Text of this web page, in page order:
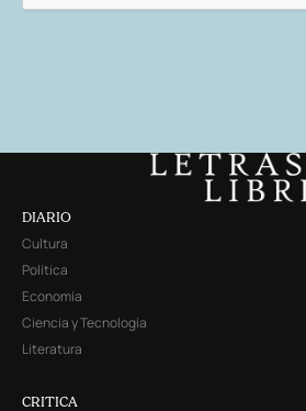
DIARIO
Cultura
Política
Economía
Ciencia y Tecnología
Literatura
CRITICA